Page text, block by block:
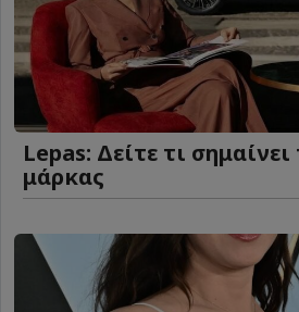
Lepas: Δείτε τι
μάρκας